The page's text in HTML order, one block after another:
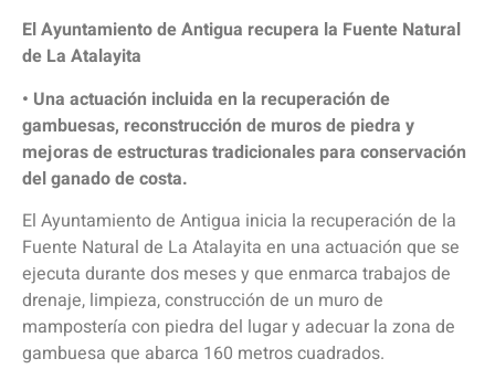
El Ayuntamiento de Antigua recupera la Fuente Natural
de La Atalayita
• Una actuación incluida en la recuperación de
gambuesas, reconstrucción de muros de piedra y
mejoras de estructuras tradicionales para conservación
del ganado de costa.
El Ayuntamiento de Antigua inicia la recuperación de la
Fuente Natural de La Atalayita en una actuación que se
ejecuta durante dos meses y que enmarca trabajos de
drenaje, limpieza, construcción de un muro de
mampostería con piedra del lugar y adecuar la zona de
gambuesa que abarca 160 metros cuadrados.